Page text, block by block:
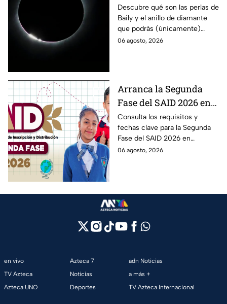
podrán ver
ÚNICAMENTE durante
el eclipse solar 2026 del
12 de agosto?
Descubre qué son las perlas de
Baily y el anillo de diamante
que podrás (únicamente)
observar durante el eclipse
06 agosto, 2026
Arranca la Segunda
Fase del SAID 2026 en
Edomex para grados
intermedios: Fechas
clave y requisitos para
cambios de escuela
Consulta los requisitos y
fechas clave para la Segunda
Fase del SAID 2026 en
Edomex y asegura el traslado
06 agosto, 2026
en vivo
TV Azteca
Azteca UNO
Azteca 7
Noticias
Deportes
adn Noticias
a más +
TV Azteca Internacional